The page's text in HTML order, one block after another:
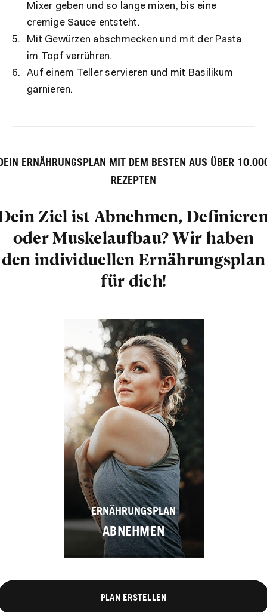
Mixer geben und so lange mixen, bis eine
cremige Sauce entsteht.
Mit Gewürzen abschmecken und mit der Pasta
im Topf verrühren.
Auf einem Teller servieren und mit Basilikum
garnieren.
ERNÄHRUNGSPLAN MIT DEM BESTEN AUS ÜBER
REZEPTEN
Ziel ist Abnehmen,
oder Muskelaufbau? Wir haben
den individuellen Ernährungsplan
für dich!
ERNÄHRUNGSPLAN
ABNEHMEN
PLAN ERSTELLEN